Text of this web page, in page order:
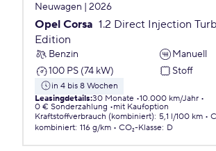
Neuwagen | 2026
Opel Corsa 1.2 Direct Injection
Edition
Benzin
Manuell
100 PS (74 kW)
Stoff
in 4 bis 8 Wochen
Leasingdetails:30 Monate 10.000 km/Jahr
0 € Sonderzahlung
mit Kaufoption
Kraftstoffverbrauch (kombiniert): 5,1 l/100 km
kombiniert: 116 g/km CO₂-Klasse: D